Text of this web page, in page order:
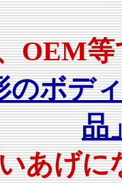
OEM
のボデ
品
あげに